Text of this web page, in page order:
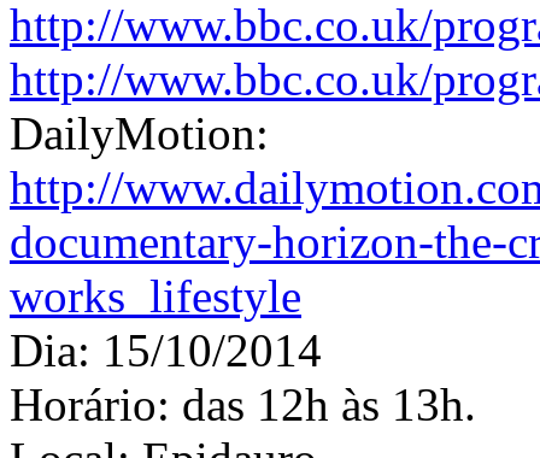
http://www.bbc.co.uk/
http://www.bbc.co.uk/
DailyMotion:
http://
documentary-horizon-the-
works_lifestyle
Dia: 15/10/2014
Horário: das 12h às 13h.